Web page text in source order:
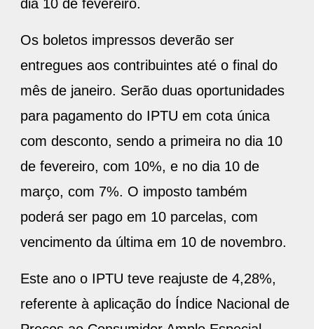
dia 10 de fevereiro.
Os boletos impressos deverão ser
entregues aos contribuintes até o final do
mês de janeiro. Serão duas oportunidades
para pagamento do IPTU em cota única
com desconto, sendo a primeira no dia 10
de fevereiro, com 10%, e no dia 10 de
março, com 7%. O imposto também
poderá ser pago em 10 parcelas, com
vencimento da última em 10 de novembro.
Este ano o IPTU teve reajuste de 4,28%,
referente à aplicação do Índice Nacional de